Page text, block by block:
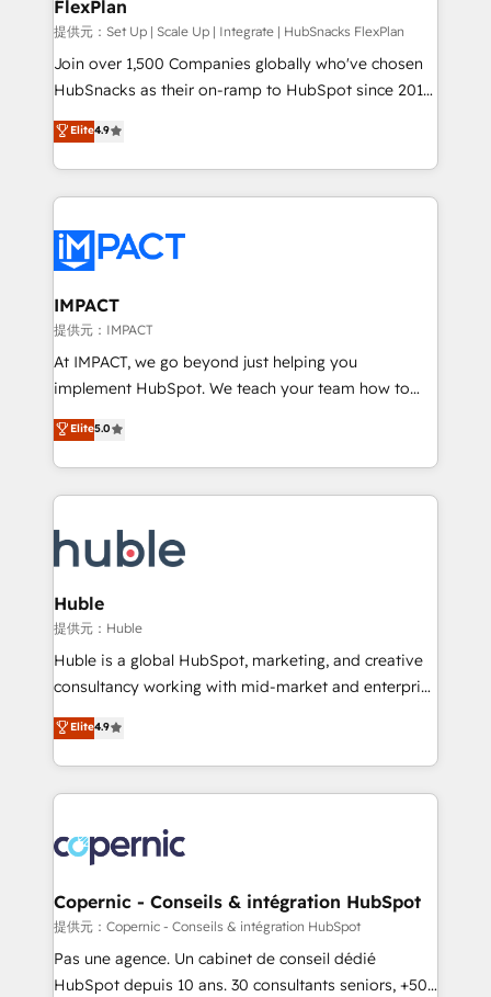
design We connect people, data and technology to
improve customer experiences. With our bright
people, exciting ideas and can-do mentality, we
ensure revenue growth on a daily basis. So tell us
team of 100+ experts is ready for you! Driving digital
growth | www.brightdigital.com
FlexPlan
提供元：Set Up | Scale Up | Integrate | HubSnacks FlexPlan
Join over 1,500 Companies globally who've chosen
HubSnacks as their on-ramp to HubSpot since 2014
Simple pay-as-you-go plans that accelerate value...
1️⃣ Set Up | Onboarding New or Check-fixing existing
HubSpot portals 2️⃣ Scale Up | 100% HubSpot Task
Execution... Global 24/7 ... All Experts 3️⃣ Integrate |
Slash months from your API Integration project... ⬅️
Click "Contact Business" ⬅️ to access 150+ Kickstart
Integration templates that put HubSpot in the center
of your tech stack, syncing... 🛍️ Shopify or
WooCommerce 💲 Stripe or Paypal 💰 Sage or
Netsuite 🤖 Google or Microsoft ✍️ DocuSign or
the rare Advanced "Custom Integrations"
Accreditation, securely sync data across... 🔄 any
new HubSpot portal with Advanced Website and
CRM Migrations using our in-house "HubScrub" Tool.
Elite4.9
IMPACT
提供元：IMPACT
At IMPACT, we go beyond just helping you
implement HubSpot. We teach your team how to
master it. As the creators of the Endless Customers
System™ (the next evolution of They Ask, You
Answer), we’re the only HubSpot partner built
entirely around coaching and training. That means
skills, processes, and internal team you need to
attract the right buyers, close deals faster, and grow
without outside dependencies. You’ll learn how to: •
Set up, audit, and organize your HubSpot portal •
Get your sales team fully using HubSpot • Track
pipeline and revenue across the entire buyer journey
growth • Create content and videos that attract
buyers • Use AI to scale smarter Our coaching-led
lasts. So if you're ready to become the most trusted
voice in your market, let’s talk.
Elite5.0
Huble
提供元：Huble
Huble is a global HubSpot, marketing, and creative
consultancy working with mid-market and enterprise
businesses. We go beyond implementation, shaping
the strategy, processes, and teams that turn
HubSpot into a genuine growth engine. Named
HubSpot's Global Partner of the Year in 2024,
worldwide, and with over 15 years in the ecosystem,
Huble has built a track record that speaks for itself.
One company, one operating model, delivering
across offices and consulting teams in the UK, USA,
Canada, Germany, France, Belgium, Singapore, and
South Africa. Certified compliant with ISO/IEC
Elite4.9
Copernic - Conseils & intégration HubSpot
提供元：Copernic - Conseils & intégration HubSpot
Pas une agence. Un cabinet de conseil dédié
HubSpot depuis 10 ans. 30 consultants seniors, +500